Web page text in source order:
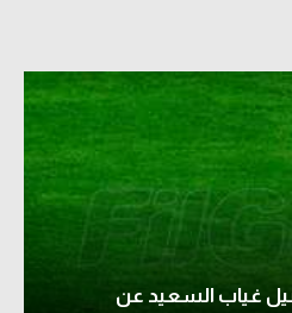
غياب السعيد عن